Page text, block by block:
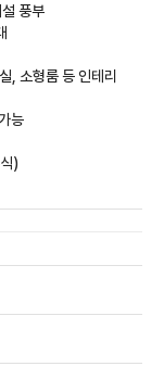
풍부
, 소형룸 등 인테리
능
)